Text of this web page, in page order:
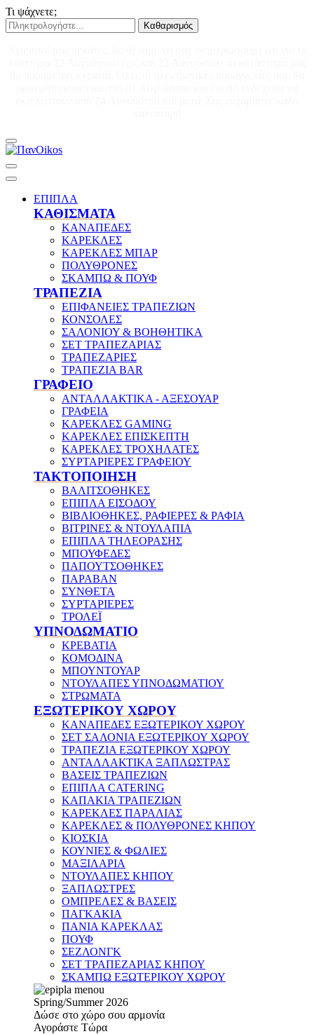
Τι ψάχνετε;
Καθαρισμός
ΕΠΙΠΛΑ
ΚΑΘΙΣΜΑΤΑ
ΚΑΝΑΠΕΔΕΣ
ΚΑΡΕΚΛΕΣ
ΚΑΡΕΚΛΕΣ ΜΠΑΡ
ΠΟΛΥΘΡΟΝΕΣ
ΣΚΑΜΠΩ & ΠΟΥΦ
ΤΡΑΠΕΖΙΑ
ΕΠΙΦΑΝΕΙΕΣ ΤΡΑΠΕΖΙΩΝ
ΚΟΝΣΟΛΕΣ
ΣΑΛΟΝΙΟΥ & ΒΟΗΘΗΤΙΚΑ
ΣΕΤ ΤΡΑΠΕΖΑΡΙΑΣ
ΤΡΑΠΕΖΑΡΙΕΣ
ΤΡΑΠΕΖΙΑ BAR
ΓΡΑΦΕΙΟ
ΑΝΤΑΛΛΑΚΤΙΚΑ - ΑΞΕΣΟΥΑΡ
ΓΡΑΦΕΙΑ
ΚΑΡΕΚΛΕΣ GAMING
ΚΑΡΕΚΛΕΣ ΕΠΙΣΚΕΠΤΗ
ΚΑΡΕΚΛΕΣ ΤΡΟΧΗΛΑΤΕΣ
ΣΥΡΤΑΡΙΕΡΕΣ ΓΡΑΦΕΙΟΥ
ΤΑΚΤΟΠΟΙΗΣΗ
ΒΑΛΙΤΣΟΘΗΚΕΣ
ΕΠΙΠΛΑ ΕΙΣΟΔΟΥ
ΒΙΒΛΙΟΘΗΚΕΣ, ΡΑΦΙΕΡΕΣ & ΡΑΦΙΑ
ΒΙΤΡΙΝΕΣ & ΝΤΟΥΛΑΠΙΑ
ΕΠΙΠΛΑ ΤΗΛΕΟΡΑΣΗΣ
ΜΠΟΥΦΕΔΕΣ
ΠΑΠΟΥΤΣΟΘΗΚΕΣ
ΠΑΡΑΒΑΝ
ΣΥΝΘΕΤΑ
ΣΥΡΤΑΡΙΕΡΕΣ
ΤΡΟΛΕΪ
ΥΠΝΟΔΩΜΑΤΙΟ
ΚΡΕΒΑΤΙΑ
ΚΟΜΟΔΙΝΑ
ΜΠΟΥΝΤΟΥΑΡ
ΝΤΟΥΛΑΠΕΣ ΥΠΝΟΔΩΜΑΤΙΟΥ
ΣΤΡΩΜΑΤΑ
ΕΞΩΤΕΡΙΚΟΥ ΧΩΡΟΥ
ΚΑΝΑΠΕΔΕΣ ΕΞΩΤΕΡΙΚΟΥ ΧΩΡΟΥ
ΣΕΤ ΣΑΛΟΝΙΑ ΕΞΩΤΕΡΙΚΟΥ ΧΩΡΟΥ
ΤΡΑΠΕΖΙΑ ΕΞΩΤΕΡΙΚΟΥ ΧΩΡΟΥ
ΑΝΤΑΛΛΑΚΤΙΚΑ ΞΑΠΛΩΣΤΡΑΣ
ΒΑΣΕΙΣ ΤΡΑΠΕΖΙΩΝ
ΕΠΙΠΛΑ CATERING
ΚΑΠΑΚΙΑ ΤΡΑΠΕΖΙΩΝ
ΚΑΡΕΚΛΕΣ ΠΑΡΑΛΙΑΣ
ΚΑΡΕΚΛΕΣ & ΠΟΛΥΘΡΟΝΕΣ ΚΗΠΟΥ
ΚΙΟΣΚΙΑ
ΚΟΥΝΙΕΣ & ΦΩΛΙΕΣ
ΜΑΞΙΛΑΡΙΑ
ΝΤΟΥΛΑΠΕΣ ΚΗΠΟΥ
ΞΑΠΛΩΣΤΡΕΣ
ΟΜΠΡΕΛΕΣ & ΒΑΣΕΙΣ
ΠΑΓΚΑΚΙΑ
ΠΑΝΙΑ ΚΑΡΕΚΛΑΣ
ΠΟΥΦ
ΣΕΖΛΟΝΓΚ
ΣΕΤ ΤΡΑΠΕΖΑΡΙΑΣ ΚΗΠΟΥ
ΣΚΑΜΠΩ ΕΞΩΤΕΡΙΚΟΥ ΧΩΡΟΥ
Spring/Summer 2026
Δώσε στο χώρο σου αρμονία
Αγοράστε Τώρα